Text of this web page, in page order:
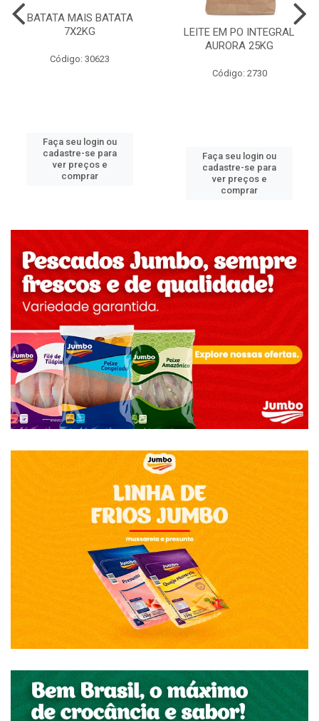
BATATA MAIS BATATA
7X2KG
Código: 30623
Faça seu login ou
cadastre-se para
ver preços e
comprar
LEITE EM PO INTEGRAL
AURORA 25KG
Código: 2730
Faça seu login ou
cadastre-se para
ver preços e
comprar